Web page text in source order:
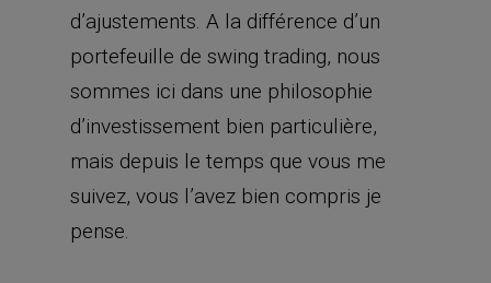
d’ajustements. A la différence d’un
portefeuille de swing trading, nous
sommes ici dans une philosophie
d’investissement bien particulière,
mais depuis le temps que vous me
suivez, vous l’avez bien compris je
pense.